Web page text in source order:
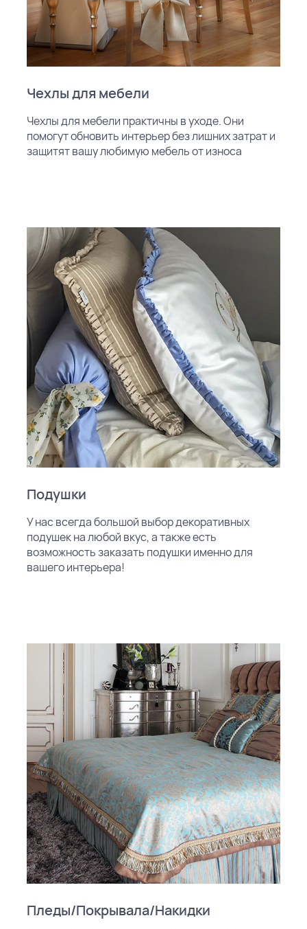
Чехлы для мебели
Чехлы для мебели практичны в уходе. Они
помогут обновить интерьер без лишних затрат и
защитят вашу любимую мебель от износа
Подушки
У нас всегда большой выбор декоративных
подушек на любой вкус, а также есть
возможность заказать подушки именно для
вашего интерьера!
Пледы/Покрывала/Накидки